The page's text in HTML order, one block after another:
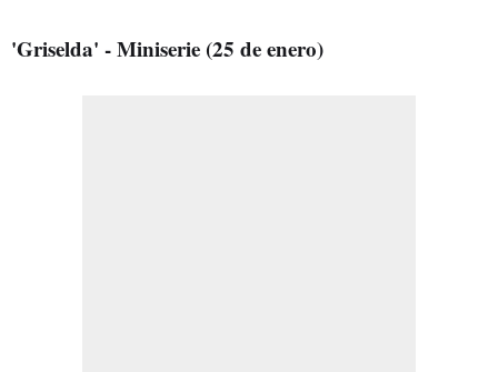
'Griselda' - Miniserie (25 de enero)